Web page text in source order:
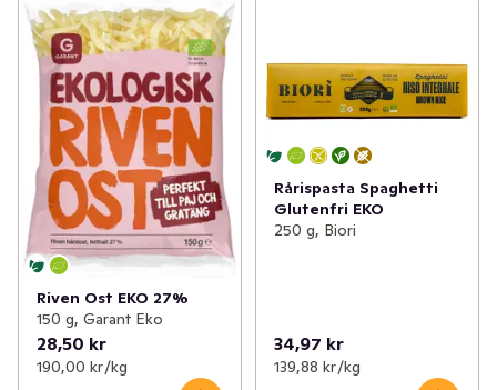
Riven Ost EKO 27%
150 g, Garant Eko
28,50 kr
190,00 kr /kg
Rårispasta Spaghetti
Glutenfri EKO
250 g, Biori
34,97 kr
139,88 kr /kg